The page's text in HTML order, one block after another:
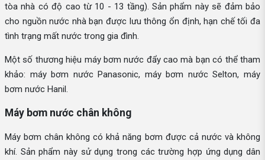
tòa nhà có độ cao từ 10 - 13 tầng). Sản phẩm này sẽ đảm bảo
cho nguồn nước nhà bạn được lưu thông ổn định, hạn chế tối đa
tình trạng mất nước trong gia đình.
Một số thương hiệu máy bơm nước đẩy cao mà bạn có thể tham
khảo: máy bơm nước Panasonic, máy bơm nước Selton, máy
bơm nước Hanil.
Máy bơm nước chân không
Máy bơm chân không có khả năng bơm được cả nước và không
khí. Sản phẩm này sử dụng trong các trường hợp ứng dụng dân